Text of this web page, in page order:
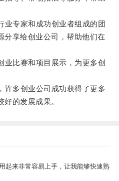
专家和成功创业者组成的团
分享给创业公司，帮助他们在
比赛和项目展示，为更多创
多创业公司成功获得了更多
的发展成果。
起来非常容易上手，让我能够快速熟